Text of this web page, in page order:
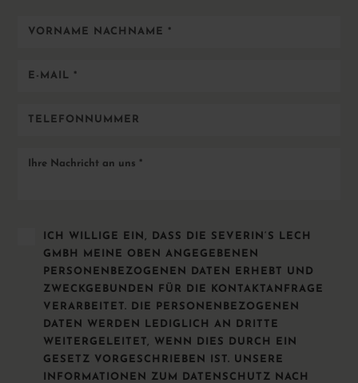
Nachname
Mail
Nachricht
DATENSCHUTZ
ICH WILLIGE EIN, DASS DIE SEVERIN‘S LECH
GMBH MEINE OBEN ANGEGEBENEN
PERSONENBEZOGENEN DATEN ERHEBT UND
ZWECKGEBUNDEN FÜR DIE KONTAKTANFRAGE
VERARBEITET. DIE PERSONENBEZOGENEN
DATEN WERDEN LEDIGLICH AN DRITTE
WEITERGELEITET, WENN DIES DURCH EIN
GESETZ VORGESCHRIEBEN IST. UNSERE
INFORMATIONEN ZUM DATENSCHUTZ NACH